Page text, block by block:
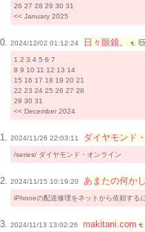
26 27 28 29 30 31
<< January 2025
2024/12/02 01:12:24 日々眼鏡。
1 2 3 4 5 6 7
8 9 10 11 12 13 14
15 16 17 18 19 20 21
22 23 24 25 26 27 28
29 30 31
<< December 2024
2024/11/26 22:03:11 ダイヤモンド
/series/ ダイヤモンド・オンライン
2024/11/15 10:19:20 あまたの何かし
iPhoneの配送修理をネットから依頼する
2024/11/13 13:02:26 makitani.com